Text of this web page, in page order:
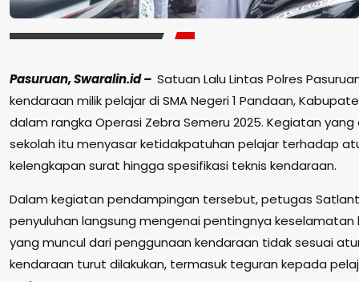
Pasuruan, Swaralin.id – Satuan Lalu Lintas Polres
kendaraan milik pelajar di SMA Negeri 1 Pandaan,
dalam rangka Operasi Zebra Semeru 2025. Kegiatan
sekolah itu menyasar ketidakpatuhan pelajar terhadap
kelengkapan surat hingga spesifikasi teknis kendaraan.
Dalam kegiatan pendampingan tersebut, petugas
penyuluhan langsung mengenai pentingnya
yang muncul dari penggunaan kendaraan tidak sesuai
kendaraan turut dilakukan, termasuk teguran kepada